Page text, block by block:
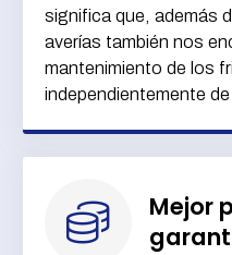
significa que, además
averías también nos
mantenimiento de los
independientemente
Mejor